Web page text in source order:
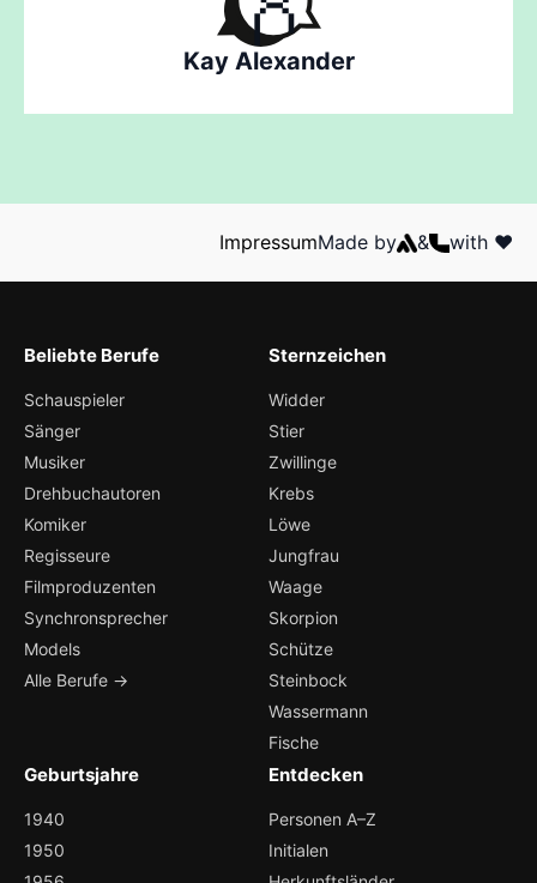
Kay Alexander
ImpressumMade by & with ❤️
Beliebte Berufe
Schauspieler
Sänger
Musiker
Drehbuchautoren
Komiker
Regisseure
Filmproduzenten
Synchronsprecher
Models
Alle Berufe →
Sternzeichen
Widder
Stier
Zwillinge
Krebs
Löwe
Jungfrau
Waage
Skorpion
Schütze
Steinbock
Wassermann
Fische
Geburtsjahre
1940
1950
Entdecken
Personen A–Z
Initialen